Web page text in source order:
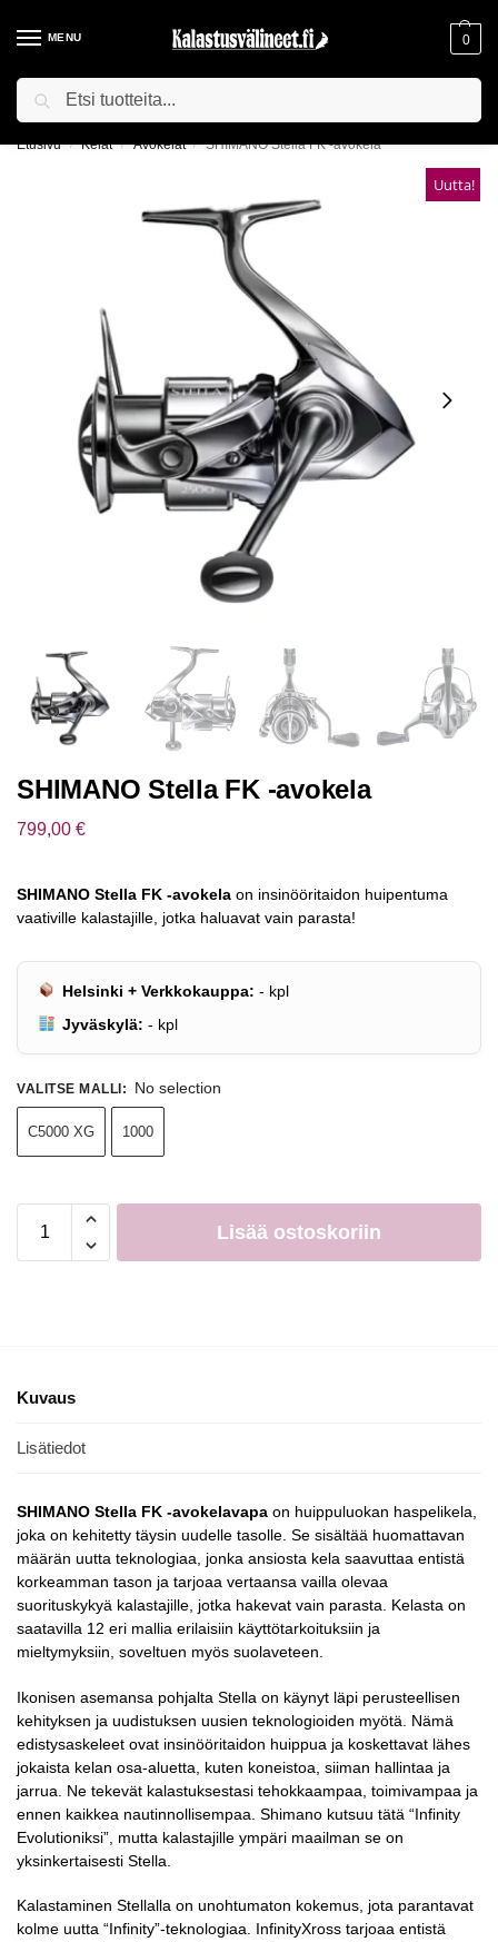
MENU 0
ILMAINEN TOIMITUS YLI 75€ TILAUKSILLE!
Etusivu / Kelat / Avokelat / SHIMANO Stella FK -avokela
Uutta!
SHIMANO Stella FK -avokela
799,00 €
SHIMANO Stella FK -avokela on insinööritaidon huipentuma
vaativille kalastajille, jotka haluavat vain parasta!
Helsinki + Verkkokauppa: - kpl
Jyväskylä: - kpl
VALITSE MALLI: No selection
C5000 XG 1000
Lisää ostoskoriin
Kuvaus
Lisätiedot
SHIMANO Stella FK -avokelavapa on huippuluokan haspelikela,
joka on kehitetty täysin uudelle tasolle. Se sisältää huomattavan
määrän uutta teknologiaa, jonka ansiosta kela saavuttaa entistä
korkeamman tason ja tarjoaa vertaansa vailla olevaa
suorituskykyä kalastajille, jotka hakevat vain parasta. Kelasta on
saatavilla 12 eri mallia erilaisiin käyttötarkoituksiin ja
mieltymyksiin, soveltuen myös suolaveteen.
Ikonisen asemansa pohjalta Stella on käynyt läpi perusteellisen
kehityksen ja uudistuksen uusien teknologioiden myötä. Nämä
edistysaskeleet ovat insinööritaidon huippua ja koskettavat lähes
jokaista kelan osa-aluetta, kuten koneistoa, siiman hallintaa ja
jarrua. Ne tekevät kalastuksestasi tehokkaampaa, toimivampaa ja
ennen kaikkea nautinnollisempaa. Shimano kutsuu tätä “Infinity
Evolutioniksi”, mutta kalastajille ympäri maailman se on
yksinkertaisesti Stella.
Kalastaminen Stellalla on unohtumaton kokemus, jota parantavat
kolme uutta “Infinity”-teknologiaa. InfinityXross tarjoaa entistä